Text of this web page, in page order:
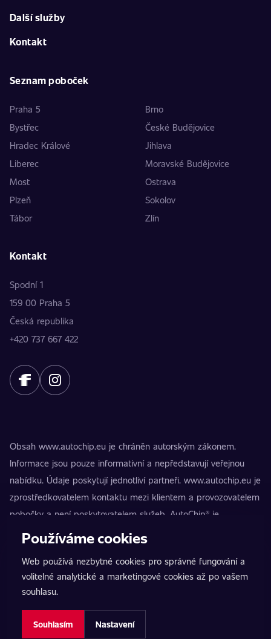
Další služby
Kontakt
Seznam poboček
Praha 5
Brno
Bystřec
České Budějovice
Hradec Králové
Jihlava
Liberec
Moravské Budějovice
Most
Ostrava
Plzeň
Sokolov
Tábor
Zlín
Kontakt
Spodní 1
159 00 Praha 5
Česká republika
+420 737 667 422
Obsah www.autochip.eu je chráněn autorským zákonem.
Informace jsou pouze informativní a nepředstavují veřejnou
nabídku. Údaje poskytují jednotliví partneři. www.autochip.eu je
zprostředkovatelem kontaktu mezi klientem a provozovatelem
pobočky a není poskytovatelem služeb. AutoChip® je
registrovaná ochranná známka Petra Kučery. Úpravy, které
nezpůsobilosti vozidla k provozu na pozemních komunikacích.
Přesné informace poskytuje vždy konkrétní provozovatel
pobočky.
Nastavení cookies
Používáme cookies
Web používá nezbytné cookies pro správné fungování a
volitelné analytické a marketingové cookies až po vašem
souhlasu.
Souhlasím Nastavení